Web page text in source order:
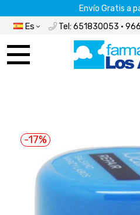
Envío Gratis a
Es Tel: 651830053 ·
-17%